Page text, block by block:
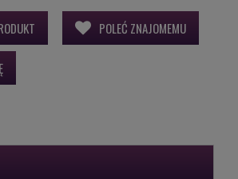
POLEĆ ZNAJOMEMU